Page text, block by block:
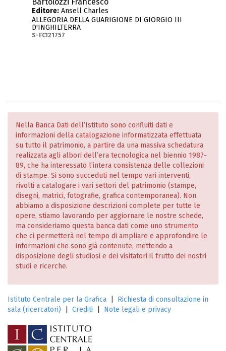
Bartolozzi Francesco
Editore: Ansell Charles
ALLEGORIA DELLA GUARIGIONE DI GIORGIO III
D'INGHILTERRA
S-FC121757
Nella Banca Dati dell’Istituto sono confluiti dati e
informazioni della catalogazione informatizzata effettuata
su tutto il patrimonio, a partire da una massiva schedatura
realizzata agli albori dell’era tecnologica nel biennio 1987-
89, che ha interessato l’intera consistenza delle collezioni
di stampe. Si sono succeduti nel tempo vari interventi,
rivolti a catalogare i vari settori del patrimonio (stampe,
disegni, matrici, fotografie, grafica contemporanea). Non
abbiamo a disposizione descrizioni complete per tutte le
opere, stiamo lavorando per aggiornare le nostre schede,
ma consideriamo questa banca dati come uno strumento
che ci permetterà nel tempo di ampliare e approfondire le
informazioni che sono già contenute, mettendo a
disposizione degli studiosi e dei visitatori il frutto dei nostri
studi e ricerche.
Istituto Centrale per la Grafica
Richiesta di consultazione in
sala (ricercatori)
Crediti Note legali e privacy